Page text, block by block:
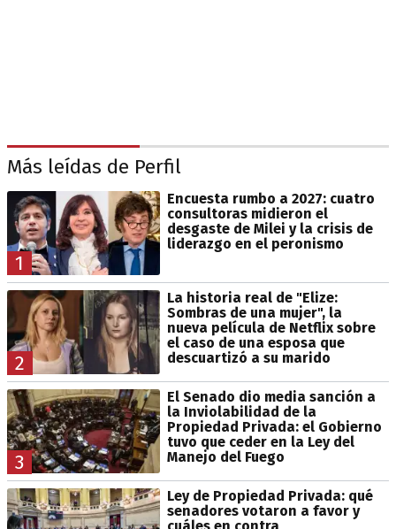
Más leídas de Perfil
1
Encuesta rumbo a 2027: cuatro
consultoras midieron el
desgaste de Milei y la crisis de
liderazgo en el peronismo
2
La historia real de "Elize:
Sombras de una mujer", la
nueva película de Netflix sobre
el caso de una esposa que
descuartizó a su marido
3
El Senado dio media sanción a
la Inviolabilidad de la
Propiedad Privada: el Gobierno
tuvo que ceder en la Ley del
Manejo del Fuego
Ley de Propiedad Privada: qué
senadores votaron a favor y